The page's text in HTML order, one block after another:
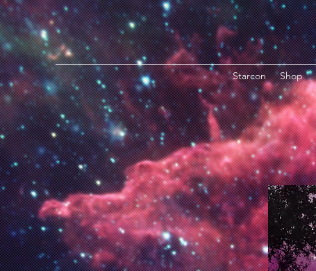
Starcon
Shop